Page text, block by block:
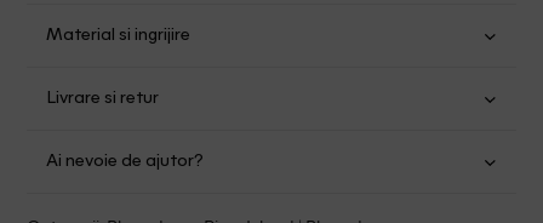
Material si ingrijire
Nu folositi inalbitor
Nu uscati in uscator
Livrare si retur
mare de 149.00 lei.
Ai nevoie de ajutor?